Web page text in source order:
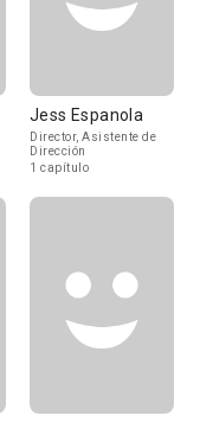
Jess Espanola
Director, Asistente de
Dirección
1 capítulo